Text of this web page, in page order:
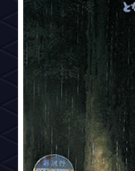
Nome: Antes dos
Descrição:
Preço catalogo:
Código:
Referência: